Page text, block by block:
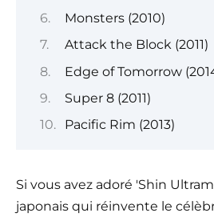
Monsters (2010)
Attack the Block (2011)
Edge of Tomorrow
Super 8 (2011)
Pacific Rim (2013)
Si vous avez adoré 'Shin
japonais qui réinvente le